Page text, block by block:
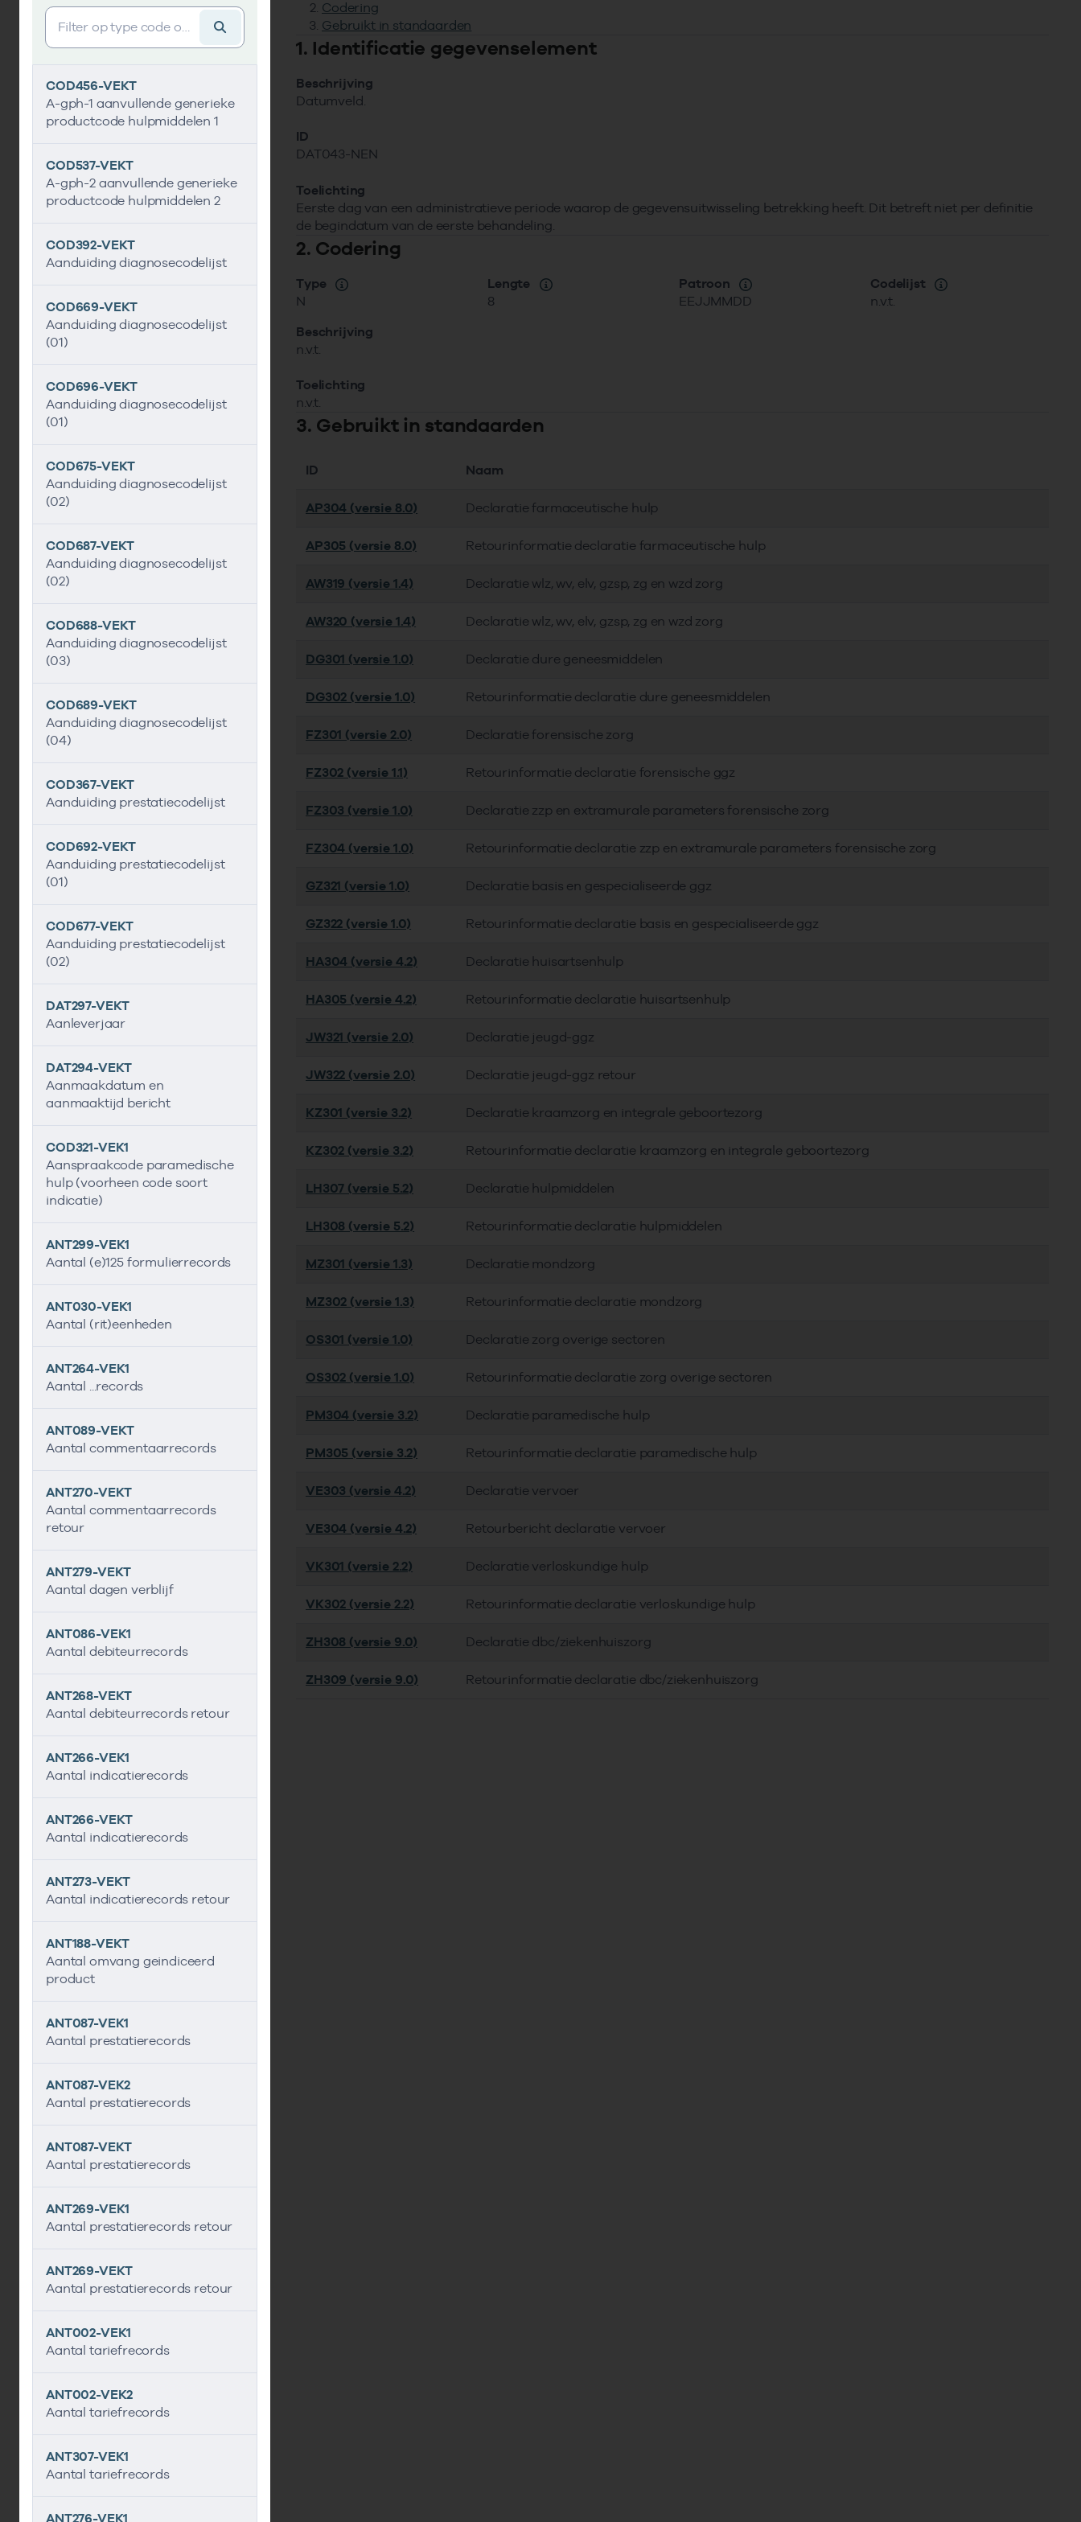
Vind gegevens&shy;element
COD456-VEKT
A-gph-1 aanvullende generieke
productcode hulpmiddelen 1
COD537-VEKT
A-gph-2 aanvullende generieke
productcode hulpmiddelen 2
COD392-VEKT
Aanduiding diagnosecodelijst
COD669-VEKT
Aanduiding diagnosecodelijst
(01)
COD696-VEKT
Aanduiding diagnosecodelijst
(01)
COD675-VEKT
Aanduiding diagnosecodelijst
(02)
COD687-VEKT
Aanduiding diagnosecodelijst
(02)
COD688-VEKT
Aanduiding diagnosecodelijst
(03)
COD689-VEKT
Aanduiding diagnosecodelijst
(04)
COD367-VEKT
Aanduiding prestatiecodelijst
COD692-VEKT
Aanduiding prestatiecodelijst
(01)
COD677-VEKT
Aanduiding prestatiecodelijst
(02)
DAT297-VEKT
Aanleverjaar
DAT294-VEKT
Aanmaakdatum en
aanmaaktijd bericht
COD321-VEK1
Aanspraakcode paramedische
hulp (voorheen code soort
indicatie)
ANT299-VEK1
Aantal (e)125 formulierrecords
ANT030-VEK1
Aantal (rit)eenheden
ANT264-VEK1
Aantal ...records
ANT089-VEKT
Aantal commentaarrecords
ANT270-VEKT
Aantal commentaarrecords
retour
ANT279-VEKT
Aantal dagen verblijf
ANT086-VEK1
Aantal debiteurrecords
ANT268-VEKT
Aantal debiteurrecords retour
ANT266-VEK1
Aantal indicatierecords
ANT266-VEKT
Aantal indicatierecords
ANT273-VEKT
Aantal indicatierecords retour
ANT188-VEKT
Aantal omvang geindiceerd
product
ANT087-VEK1
Aantal prestatierecords
ANT087-VEK2
Aantal prestatierecords
ANT087-VEKT
Aantal prestatierecords
ANT269-VEK1
Aantal prestatierecords retour
ANT269-VEKT
Aantal prestatierecords retour
ANT002-VEK1
Aantal tariefrecords
ANT002-VEK2
Aantal tariefrecords
ANT307-VEK1
Aantal tariefrecords
ANT276-VEK1
Codering
Gebruikt in standaarden
1. Identificatie gegevenselement
Beschrijving
Datumveld.
ID
DAT043-NEN
Toelichting
Eerste dag van een administratieve periode waarop de gegevensuitwisseling betrekking heeft. Dit betreft niet per definitie
de begindatum van de eerste behandeling.
2. Codering
Type
N
Lengte
8
Patroon
EEJJMMDD
Codelijst
n.v.t.
Beschrijving
n.v.t.
Toelichting
n.v.t.
3. Gebruikt in standaarden
ID Naam
AP304 (versie 8.0) Declaratie farmaceutische hulp
AP305 (versie 8.0) Retourinformatie declaratie farmaceutische hulp
AW319 (versie 1.4) Declaratie wlz, wv, elv, gzsp, zg en wzd zorg
AW320 (versie 1.4) Declaratie wlz, wv, elv, gzsp, zg en wzd zorg
DG301 (versie 1.0) Declaratie dure geneesmiddelen
DG302 (versie 1.0) Retourinformatie declaratie dure geneesmiddelen
FZ301 (versie 2.0) Declaratie forensische zorg
FZ302 (versie 1.1) Retourinformatie declaratie forensische ggz
FZ303 (versie 1.0) Declaratie zzp en extramurale parameters forensische zorg
FZ304 (versie 1.0) Retourinformatie declaratie zzp en extramurale parameters forensische zorg
GZ321 (versie 1.0) Declaratie basis en gespecialiseerde ggz
GZ322 (versie 1.0) Retourinformatie declaratie basis en gespecialiseerde ggz
HA304 (versie 4.2) Declaratie huisartsenhulp
HA305 (versie 4.2) Retourinformatie declaratie huisartsenhulp
JW321 (versie 2.0) Declaratie jeugd-ggz
JW322 (versie 2.0) Declaratie jeugd-ggz retour
KZ301 (versie 3.2) Declaratie kraamzorg en integrale geboortezorg
KZ302 (versie 3.2) Retourinformatie declaratie kraamzorg en integrale geboortezorg
LH307 (versie 5.2) Declaratie hulpmiddelen
LH308 (versie 5.2) Retourinformatie declaratie hulpmiddelen
MZ301 (versie 1.3) Declaratie mondzorg
MZ302 (versie 1.3) Retourinformatie declaratie mondzorg
OS301 (versie 1.0) Declaratie zorg overige sectoren
OS302 (versie 1.0) Retourinformatie declaratie zorg overige sectoren
PM304 (versie 3.2) Declaratie paramedische hulp
PM305 (versie 3.2) Retourinformatie declaratie paramedische hulp
VE303 (versie 4.2) Declaratie vervoer
VE304 (versie 4.2) Retourbericht declaratie vervoer
VK301 (versie 2.2) Declaratie verloskundige hulp
VK302 (versie 2.2) Retourinformatie declaratie verloskundige hulp
ZH308 (versie 9.0) Declaratie dbc/ziekenhuiszorg
ZH309 (versie 9.0) Retourinformatie declaratie dbc/ziekenhuiszorg